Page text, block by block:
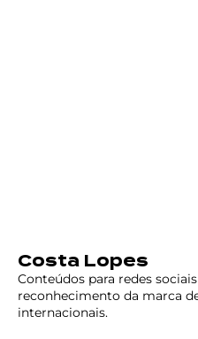
Costa Lopes
Conteúdos para redes
reconhecimento da marca
internacionais.